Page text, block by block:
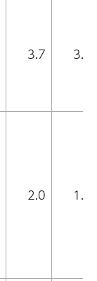
3.7 3.7
2.0 1.4